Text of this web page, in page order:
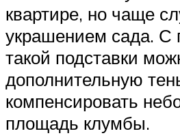
квартире, но чаще
украшением сада.
такой подставки
дополнительную
компенсировать
площадь клумбы.